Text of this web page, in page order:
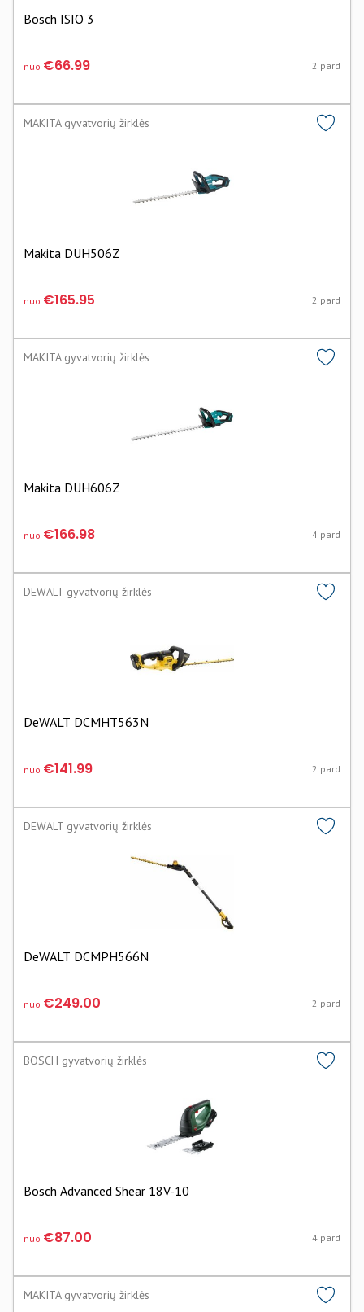
Bosch ISIO 3
nuo €66.99 2 pard
MAKITA gyvatvorių žirklės
Makita DUH506Z
nuo €165.95 2 pard
MAKITA gyvatvorių žirklės
Makita DUH606Z
nuo €166.98 4 pard
DEWALT gyvatvorių žirklės
DeWALT DCMHT563N
nuo €141.99 2 pard
DEWALT gyvatvorių žirklės
DeWALT DCMPH566N
nuo €249.00 2 pard
BOSCH gyvatvorių žirklės
Bosch Advanced Shear 18V-10
nuo €87.00 4 pard
MAKITA gyvatvorių žirklės